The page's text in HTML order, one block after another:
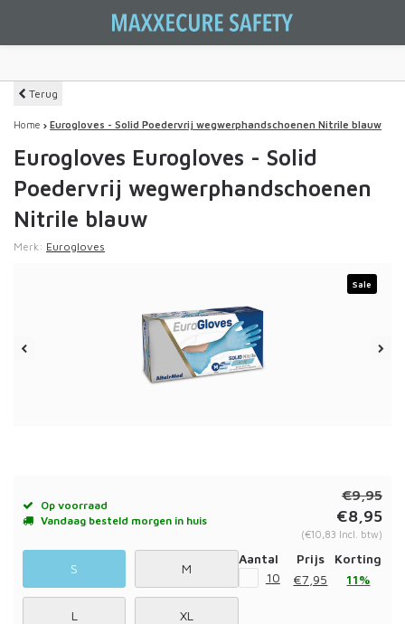
Terug
Home Eurogloves - Solid Poedervrij wegwerphandschoenen Nitrile blauw
Eurogloves Eurogloves - Solid
Poedervrij wegwerphandschoenen
Nitrile blauw
Merk: Eurogloves
Sale
Op voorraad
Vandaag besteld morgen in huis
€9,95
€8,95
(€10,83 Incl. btw)
S M
L XL
Aantal Prijs
Korting
10
€7,95 11%